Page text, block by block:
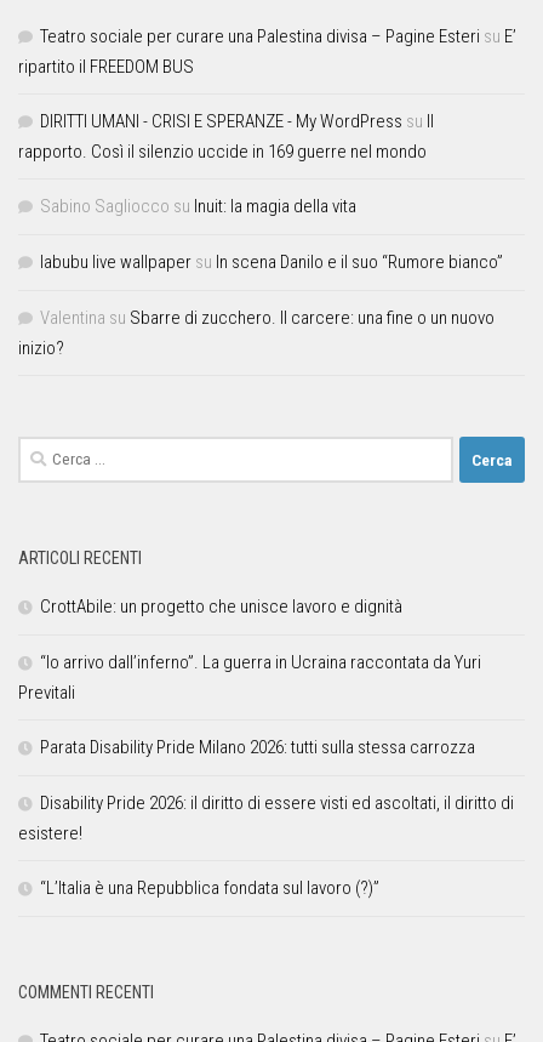
Teatro sociale per curare una Palestina divisa – Pagine Esteri su E’
ripartito il FREEDOM BUS
DIRITTI UMANI - CRISI E SPERANZE - My WordPress su Il
rapporto. Così il silenzio uccide in 169 guerre nel mondo
Sabino Sagliocco su Inuit: la magia della vita
labubu live wallpaper su In scena Danilo e il suo “Rumore bianco”
Valentina su Sbarre di zucchero. Il carcere: una fine o un nuovo
inizio?
ARTICOLI RECENTI
CrottAbile: un progetto che unisce lavoro e dignità
“Io arrivo dall’inferno”. La guerra in Ucraina raccontata da Yuri
Previtali
Parata Disability Pride Milano 2026: tutti sulla stessa carrozza
Disability Pride 2026: il diritto di essere visti ed ascoltati, il diritto di
esistere!
“L’Italia è una Repubblica fondata sul lavoro (?)”
COMMENTI RECENTI